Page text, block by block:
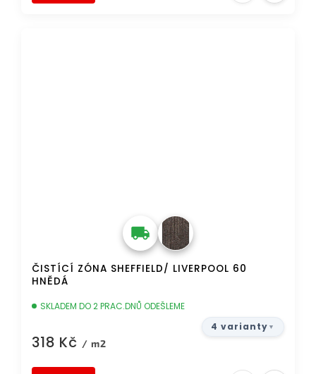
ČISTÍCÍ ZÓNA SHEFFIELD/ LIVERPOOL 60
HNĚDÁ
SKLADEM DO 2 PRAC.DNŮ ODEŠLEME
318 Kč / m2
4 varianty